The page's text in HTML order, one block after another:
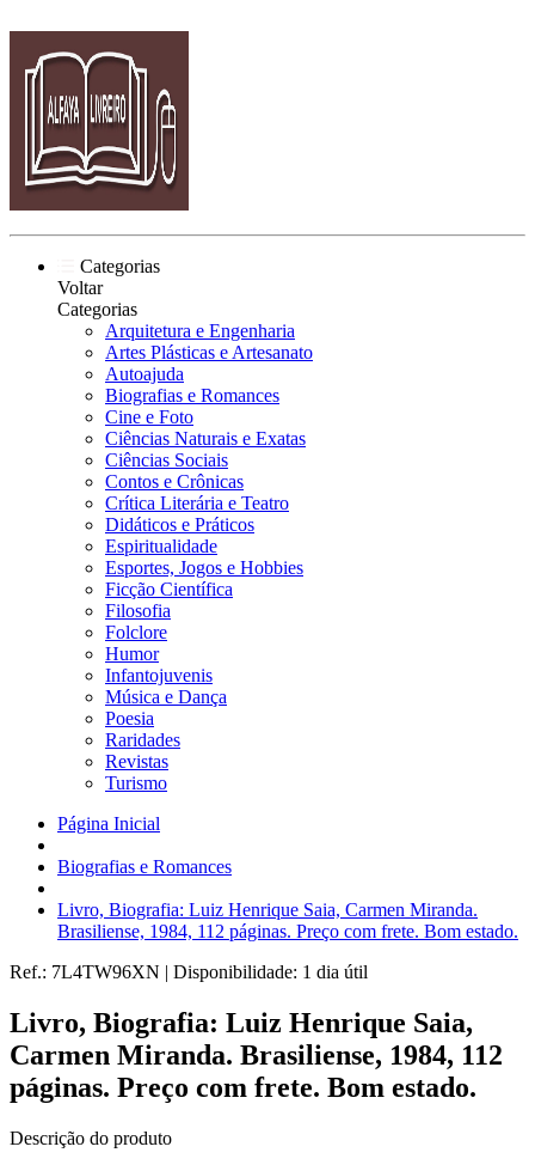
Categorias
Voltar
Categorias
Arquitetura e Engenharia
Artes Plásticas e Artesanato
Autoajuda
Biografias e Romances
Cine e Foto
Ciências Naturais e Exatas
Ciências Sociais
Contos e Crônicas
Crítica Literária e Teatro
Didáticos e Práticos
Espiritualidade
Esportes, Jogos e Hobbies
Ficção Científica
Filosofia
Folclore
Humor
Infantojuvenis
Música e Dança
Poesia
Raridades
Revistas
Turismo
Página Inicial
Biografias e Romances
Livro, Biografia: Luiz Henrique Saia, Carmen Miranda.
Brasiliense, 1984, 112 páginas. Preço com frete. Bom estado.
Ref.: 7L4TW96XN | Disponibilidade: 1 dia útil
Livro, Biografia: Luiz Henrique Saia,
Carmen Miranda. Brasiliense, 1984, 112
páginas. Preço com frete. Bom estado.
Descrição do produto